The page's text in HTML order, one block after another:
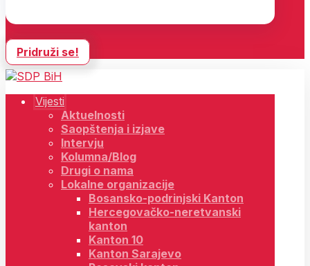
Pridruži se!
Vijesti
Aktuelnosti
Saopštenja i izjave
Intervju
Kolumna/Blog
Drugi o nama
Lokalne organizacije
Bosansko-podrinjski Kanton
Hercegovačko-neretvanski
kanton
Kanton 10
Kanton Sarajevo